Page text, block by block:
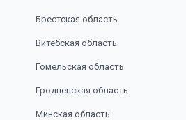
Брестская область
Витебская область
Гомельская область
Гродненская область
Минская область